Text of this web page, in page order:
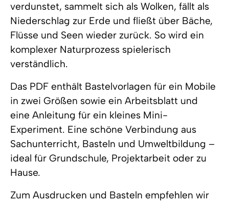
verdunstet, sammelt sich als Wolken, fällt als
Niederschlag zur Erde und fließt über Bäche,
Flüsse und Seen wieder zurück. So wird ein
komplexer Naturprozess spielerisch
verständlich.
Das PDF enthält Bastelvorlagen für ein Mobile
in zwei Größen sowie ein Arbeitsblatt und
eine Anleitung für ein kleines Mini-
Experiment. Eine schöne Verbindung aus
Sachunterricht, Basteln und Umweltbildung –
ideal für Grundschule, Projektarbeit oder zu
Hause.
Zum Ausdrucken und Basteln empfehlen wir